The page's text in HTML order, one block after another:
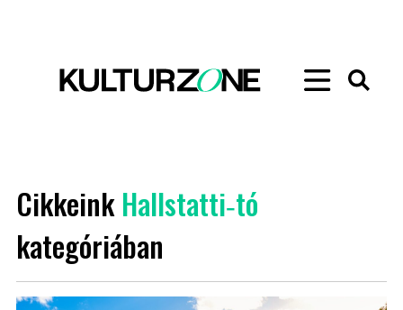
CikkeinkHallstatti‑tó
kategóriában